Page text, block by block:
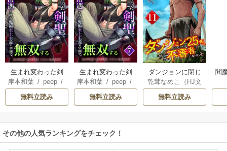
生まれ変わった剣
聖、剣士が冷遇さ
れる魔術至上主義
の学園で無双する
岸本和葉/ peep/
染野静也 /
/taskey STUDI
無料立読み
生まれ変わった剣
聖、剣士が冷遇さ
れる魔術至上主義
の学園で無双する
岸本和葉/ peep/
染野静也 /
/taskey STUDI
無料立読み
ダンジョンに閉じ
込められて25年。
救出されたときに
は立派な不審者に
版】
乾茸なめこ（HJ文
庫／ホビージャパ
ン刊）/御手洗太
無料立読み
閻
その他の人気ランキングをチェック！